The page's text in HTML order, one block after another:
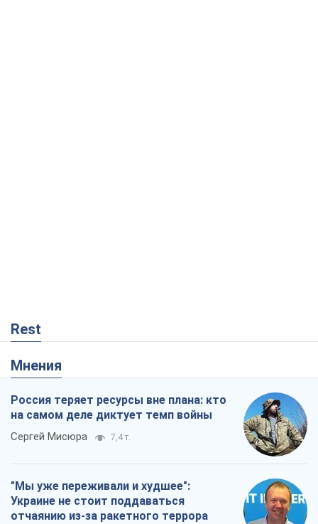
Rest
Мнения
Россия теряет ресурсы вне плана: кто
на самом деле диктует темп войны
Сергей Мисюра 7,4 т.
"Мы уже переживали и худшее":
Украине не стоит поддаваться
отчаянию из-за ракетного террора